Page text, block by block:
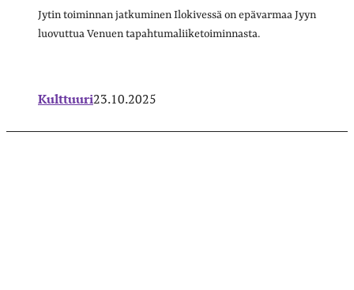
Jytin toiminnan jatkuminen Ilokivessä on epävarmaa Jyyn
luovuttua Venuen tapahtumaliiketoiminnasta.
Kulttuuri23.10.2025